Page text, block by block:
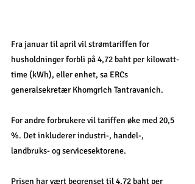
Fra januar til april vil strømtariffen for
husholdninger forbli på 4,72 baht per kilowatt-
time (kWh), eller enhet, sa ERCs
generalsekretær Khomgrich Tantravanich.
For andre forbrukere vil tariffen øke med 20,5
%. Det inkluderer industri-, handel-,
landbruks- og servicesektorene.
Prisen har vært begrenset til 4,72 baht per